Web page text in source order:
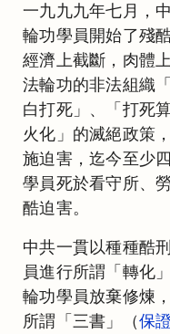
一九九九年七月，
輪功學員開始了殘
經濟上截斷，肉體
法輪功的非法組織「
白打死」、「打死
火化」的滅絕政策
施迫害，迄今至少
學員死於看守所、
酷迫害。
中共一貫以種種酷
員進行所謂「轉化
輪功學員放棄修煉
所謂「三書」（保